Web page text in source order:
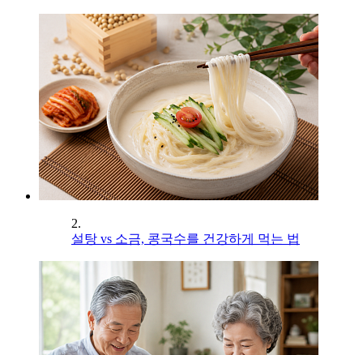
2.
설탕 vs 소금, 콩국수를 건강하게 먹는 법